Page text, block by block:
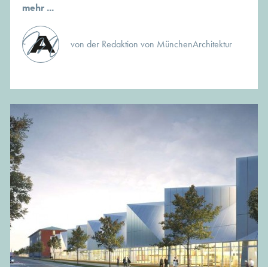
mehr ...
von der Redaktion von MünchenArchitektur